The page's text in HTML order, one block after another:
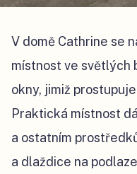
V domě Cathrine se
místnost ve světlých
okny, jimiž
Praktická místnost
a ostatním
a dlaždice na